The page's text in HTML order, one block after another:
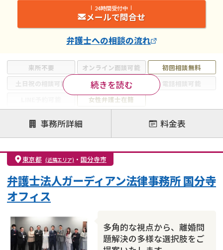
来所不要 オンライン面談可能
初回相談無料
土日祝の相談可能
19時以降電話可能
電話相談可能
女性弁護士在籍
注力案件
離婚前相談
離婚調停
離婚裁判
親権・面会交流権
DV
モラハラ
不貞・不倫慰謝料請求
国際離婚
財産分与
内縁の夫婦 熟年離婚
続きを読む
24時間受付中
メールで問合せ
弁護士への相談の流れ
事務所詳細 料金表
東京都 (近隣エリア) ・ 国分寺市
多角的な視点から、離婚問
題解決の多様な選択肢をご
弁護士法人ガーディアン法律事務所 国分寺
オフィス